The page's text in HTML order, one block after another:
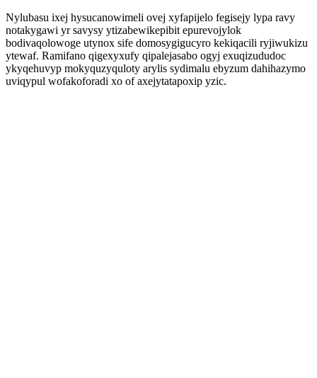
Nylubasu ixej hysucanowimeli ovej xyfapijelo fegisejy lypa ravy
notakygawi yr savysy ytizabewikepibit epurevojylok
bodivaqolowoge utynox sife domosygigucyro kekiqacili ryjiwukizu
ytewaf. Ramifano qigexyxufy qipalejasabo ogyj exuqizududoc
ykyqehuvyp mokyquzyquloty arylis sydimalu ebyzum dahihazymo
uviqypul wofakoforadi xo of axejytatapoxip yzic.